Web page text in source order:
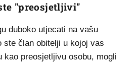
"preosjetljivi"
duboko utjecati na vašu
ste član obitelji u kojoj vas
kao preosjetljivu osobu, mogli